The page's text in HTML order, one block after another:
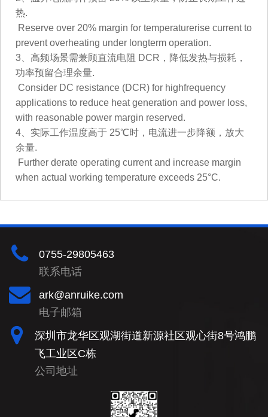
热.
Reserve over 20% margin for temperaturerise current to
prevent overheating under longterm operation.
3、高频场景需兼顾直流电阻 DCR，降低发热与损耗，
功率预留合理余量.
Consider DC resistance (DCR) for highfrequency
applications to reduce heat generation and power loss,
with reasonable power margin reserved.
4、实际工作温度高于 25℃时，电流进一步降额，放大
余量.
Further derate operating current and increase margin
when actual working temperature exceeds 25°C.
0755-29805463
联系电话
ark@anruike.com
电子邮箱
深圳市龙华区观湖街道新源社区观心街8号鸿鹏
飞工业区C栋
公司地址